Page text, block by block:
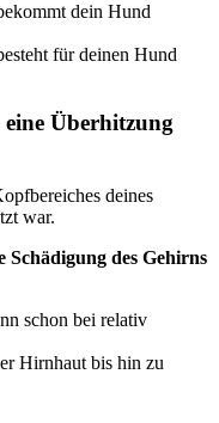
dein Hund
für deinen Hund
Überhitzung
deines
war.
Schädigung des Gehirns
schon bei relativ
Hirnhaut bis hin zu